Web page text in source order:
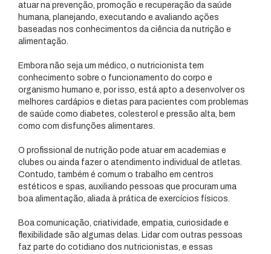
atuar na prevenção, promoção e recuperação da saúde
humana, planejando, executando e avaliando ações
baseadas nos conhecimentos da ciência da nutrição e
alimentação.
Embora não seja um médico, o nutricionista tem
conhecimento sobre o funcionamento do corpo e
organismo humano e, por isso, está apto a desenvolver os
melhores cardápios e dietas para pacientes com problemas
de saúde como diabetes, colesterol e pressão alta, bem
como com disfunções alimentares.
O profissional de nutrição pode atuar em academias e
clubes ou ainda fazer o atendimento individual de atletas.
Contudo, também é comum o trabalho em centros
estéticos e spas, auxiliando pessoas que procuram uma
boa alimentação, aliada à prática de exercícios físicos.
Boa comunicação, criatividade, empatia, curiosidade e
flexibilidade são algumas delas. Lidar com outras pessoas
faz parte do cotidiano dos nutricionistas, e essas